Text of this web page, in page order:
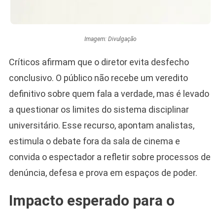
Imagem: Divulgação
Críticos afirmam que o diretor evita desfecho
conclusivo. O público não recebe um veredito
definitivo sobre quem fala a verdade, mas é levado
a questionar os limites do sistema disciplinar
universitário. Esse recurso, apontam analistas,
estimula o debate fora da sala de cinema e
convida o espectador a refletir sobre processos de
denúncia, defesa e prova em espaços de poder.
Impacto esperado para o